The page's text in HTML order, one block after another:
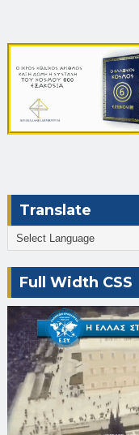
Translate
Full Width CSS